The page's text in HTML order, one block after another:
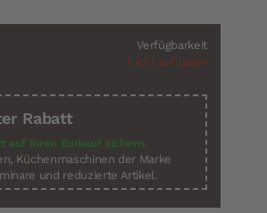
Verfügbarkeit
Nicht auf Lager
Rabatt
auf Ihren Einkauf sichern.
Küchenmaschinen der Marke
und reduzierte Artikel.